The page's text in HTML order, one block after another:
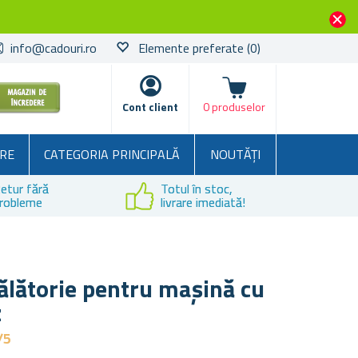
info@cadouri.ro Elemente preferate (0)
Cont client
Coșul
0 produselor
CATEGORIA PRINCIPALĂ
NOUTĂȚI
fără Totul în stoc,
livrare imediată!
pentru mașină cu